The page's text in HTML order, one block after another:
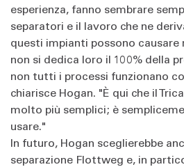
esperienza, fanno sembrare
separatori e il lavoro che ne
questi impianti possono
non si dedica loro il 100% della
non tutti i processi funzionano
chiarisce Hogan. "È qui che il
molto più semplici; è
usare."
In futuro, Hogan sceglierebbe
separazione Flottweg e, in